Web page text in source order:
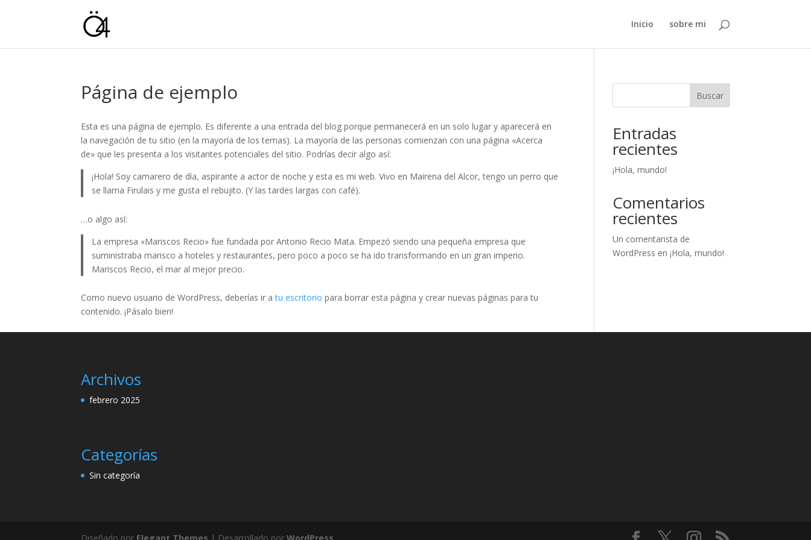
Inicio sobre mi
Página de ejemplo
Esta es una página de ejemplo. Es diferente a una entrada del blog porque permanecerá en un solo lugar y aparecerá en
la navegación de tu sitio (en la mayoría de los temas). La mayoría de las personas comienzan con una página «Acerca
de» que les presenta a los visitantes potenciales del sitio. Podrías decir algo así:
¡Hola! Soy camarero de día, aspirante a actor de noche y esta es mi web. Vivo en Mairena del Alcor, tengo un perro que
se llama Firulais y me gusta el rebujito. (Y las tardes largas con café).
…o algo así:
La empresa «Mariscos Recio» fue fundada por Antonio Recio Mata. Empezó siendo una pequeña empresa que
suministraba marisco a hoteles y restaurantes, pero poco a poco se ha ido transformando en un gran imperio.
Mariscos Recio, el mar al mejor precio.
Como nuevo usuario de WordPress, deberías ir atu escritorio para borrar esta página y crear nuevas páginas para tu
contenido. ¡Pásalo bien!
Buscar
Entradas
recientes
¡Hola, mundo!
Comentarios
recientes
Un comentarista de
WordPress en¡Hola, mundo!
Archivos
febrero 2025
Categorías
Sin categoría